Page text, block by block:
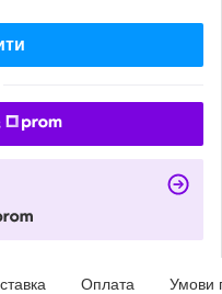
Оплата Умови